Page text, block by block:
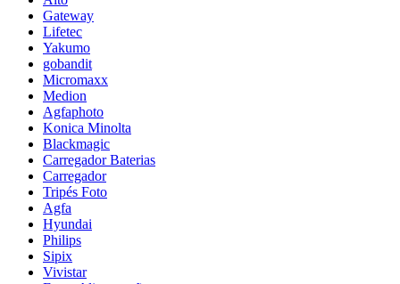
Gateway
Lifetec
Yakumo
gobandit
Micromaxx
Medion
Agfaphoto
Konica Minolta
Blackmagic
Carregador Baterias
Carregador
Tripés Foto
Agfa
Hyundai
Philips
Sipix
Vivistar